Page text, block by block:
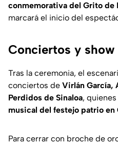
conmemorativa del Grito de
marcará el inicio del
Conciertos y
Tras la ceremonia, el
conciertos de Virlán García,
Perdidos de Sinaloa,
musical del festejo patrio en
Para cerrar con broche de